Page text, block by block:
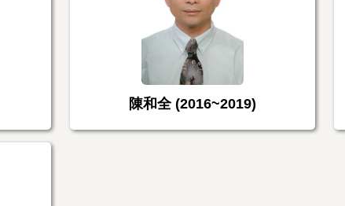
陳和全 (2016~2019)